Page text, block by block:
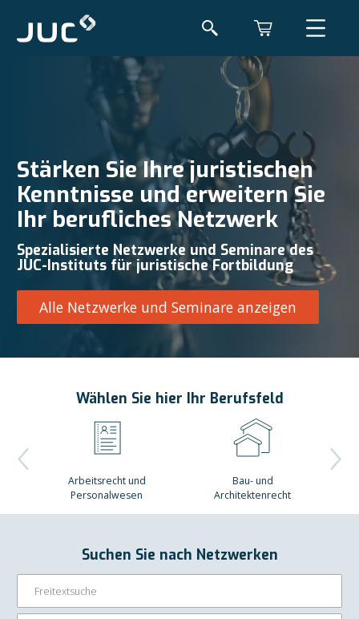
Stärken Sie Ihre juristischen
Kenntnisse und erweitern Sie
Ihr berufliches Netzwerk
Spezialisierte Netzwerke und Seminare des
JUC-Instituts für juristische Fortbildung
Alle Netzwerke und Seminare anzeigen
Wählen Sie hier Ihr Berufsfeld
Arbeitsrecht und
Personalwesen
Bau- und
Architektenrecht
Suchen Sie nach Netzwerken